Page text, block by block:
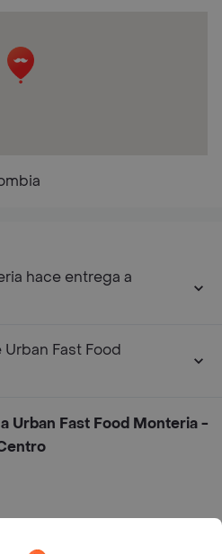
hace entrega a
Fast Food
Urban Fast Food Monteria -